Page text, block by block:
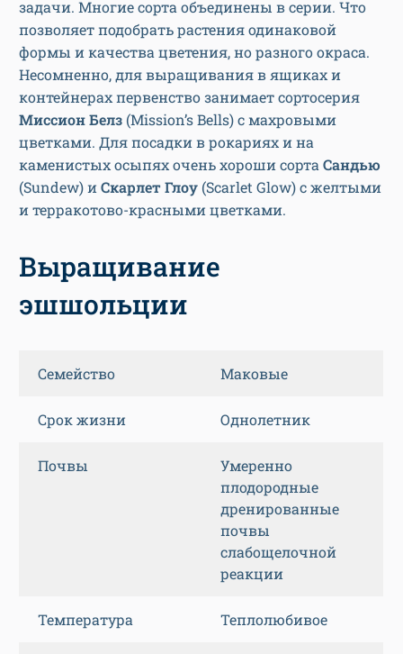
задачи. Многие сорта объединены в серии. Что
позволяет подобрать растения одинаковой
формы и качества цветения, но разного окраса.
Несомненно, для выращивания в ящиках и
контейнерах первенство занимает сортосерия
Миссион Белз (Mission’s Bells) с махровыми
цветками. Для посадки в рокариях и на
каменистых осыпях очень хороши сорта Сандью
(Sundew) и Скарлет Глоу (Scarlet Glow) с желтыми
и терракотово-красными цветками.
Выращивание
эшшольции
Семейство Маковые
Срок жизни Однолетник
Почвы
Умеренно
плодородные
дренированные
почвы
слабощелочной
реакции
Температура Теплолюбивое